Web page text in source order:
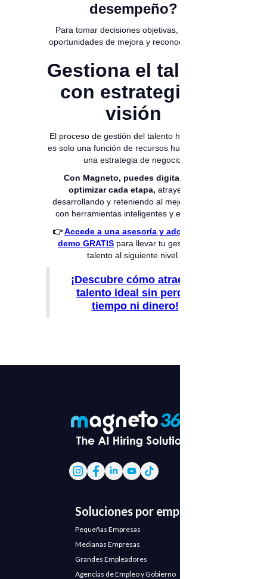
desempeño?
Para tomar decisiones objetivas, detectar
oportunidades de mejora y reconocer logros.
Gestiona el talento
con estrategia y
visión
El proceso de gestión del talento humano no
es solo una función de recursos humanos: es
una estrategia de negocio.
Con Magneto, puedes digitalizar y
optimizar cada etapa, atrayendo,
desarrollando y reteniendo al mejor talento
con herramientas inteligentes y efectivas.
👉Accede a una asesoría y adquiere un
demo GRATIS para llevar tu gestión del
talento al siguiente nivel.
¡Descubre cómo atraer al
talento ideal sin perder
tiempo ni dinero!
Soluciones por empresa
Pequeñas Empresas
Medianas Empresas
Grandes Empleadores
Agencias de Empleo y Gobierno